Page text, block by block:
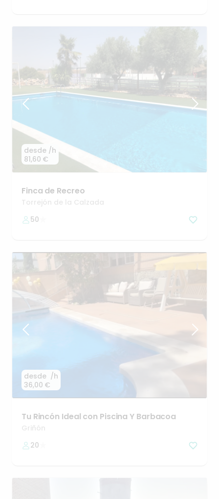
desde
81,60 €
/h
Finca de Recreo
Torrejón de la Calzada
50
desde
36,00 €
/h
Tu Rincón Ideal con Piscina Y Barbacoa
Griñón
20